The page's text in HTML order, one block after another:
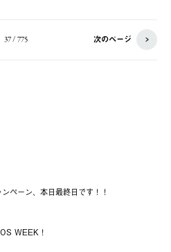
37 / 775 次のページ
ペーン、本日最終日です！！
WEEK！